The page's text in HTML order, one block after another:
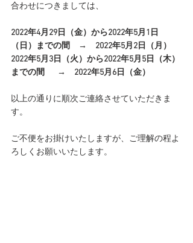
合わせにつきましては、
2022年4月29日（金）から2022年5月1日
（日）までの間　→　2022年5月2日（月）
2022年5月3日（火）から2022年5月5日（木）
までの間       →　2022年5月6日（金）
以上の通りに順次ご連絡させていただきま
す。
ご不便をお掛けいたしますが、ご理解の程よ
ろしくお願いいたします。